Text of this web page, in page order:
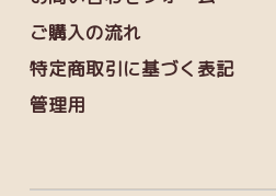
ご購入の流れ
特定商取引に基づく表記
管理用